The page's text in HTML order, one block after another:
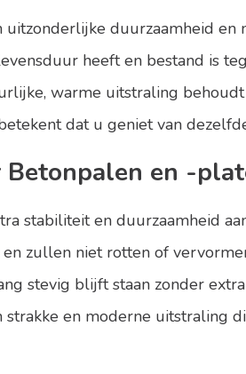
uitzonderlijke duurzaamheid
heeft en bestand is
warme uitstraling
dat u geniet van
Betonpalen en -
stabiliteit en duurzaamheid
zullen niet rotten of
stevig blijft staan zonder
strakke en moderne uitstraling